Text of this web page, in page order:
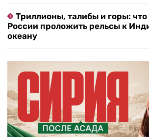
Триллионы, талибы и горы:
России проложить рельсы к
океану